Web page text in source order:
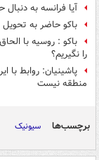
آیا فرانسه به
باکو حاضر به
باکو : روسیه با
را نگیریم؟
پاشینیان: روابط با
منطقه نیست
برچسب‌ها سیونیک